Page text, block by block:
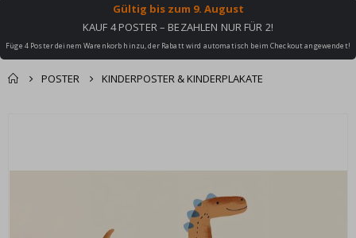
Gültig bis zum 9. August
KAUF 4 POSTER – BEZAHLEN NUR FÜR 2!
Füge 4 Poster deinem Warenkorb hinzu, der Rabatt wird automatisch beim Checkout angewendet!
POSTER KINDERPOSTER & KINDERPLAKATE
Bildgalerie